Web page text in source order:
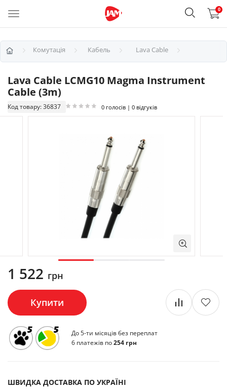
0
Комутація Кабель Lava Cable
Lava Cable LCMG10 Magma Instrument
Cable (3m)
Код товару: 36837 0 голосів | 0 відгуків
1 522 грн
Купити
До 5-ти місяців без переплат
6 платежів по254 грн
ШВИДКА ДОСТАВКА ПО УКРАЇНІ